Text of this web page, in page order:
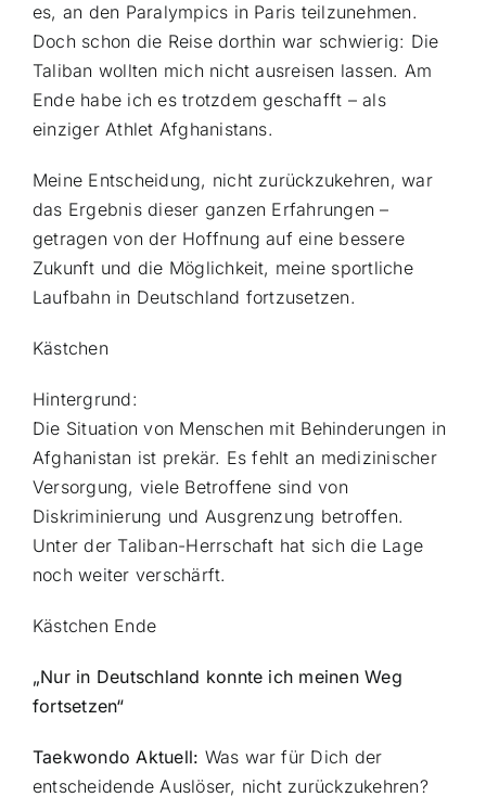
es, an den Paralympics in Paris teilzunehmen.
Doch schon die Reise dorthin war schwierig: Die
Taliban wollten mich nicht ausreisen lassen. Am
Ende habe ich es trotzdem geschafft – als
einziger Athlet Afghanistans.
Meine Entscheidung, nicht zurückzukehren, war
das Ergebnis dieser ganzen Erfahrungen –
getragen von der Hoffnung auf eine bessere
Zukunft und die Möglichkeit, meine sportliche
Laufbahn in Deutschland fortzusetzen.
Kästchen
Hintergrund:
Die Situation von Menschen mit Behinderungen in
Afghanistan ist prekär. Es fehlt an medizinischer
Versorgung, viele Betroffene sind von
Diskriminierung und Ausgrenzung betroffen.
Unter der Taliban-Herrschaft hat sich die Lage
noch weiter verschärft.
Kästchen Ende
„Nur in Deutschland konnte ich meinen Weg
fortsetzen“
Taekwondo Aktuell: Was war für Dich der
entscheidende Auslöser, nicht zurückzukehren?